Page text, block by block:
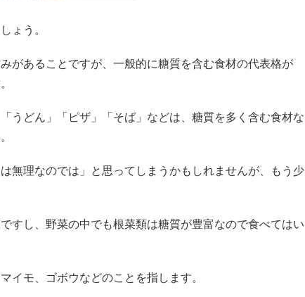
ょう。
があることですが、一般的に糖質を含む食材の代表格が
うどん」「ピザ」「そば」などは、糖質を多く含む食材な
無理なのでは」と思ってしまうかもしれませんが、もう少
すし、野菜の中でも根菜類は糖質が豊富なので食べてはい
イモ、ゴボウなどのことを指します。